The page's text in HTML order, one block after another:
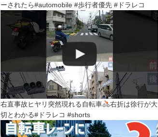
ーされたら#automobile #歩行者優先 #ドラレコ
右直事故ヒヤリ突然現れる自転車
右折は徐行が大
切とわかる#ドラレコ #shorts